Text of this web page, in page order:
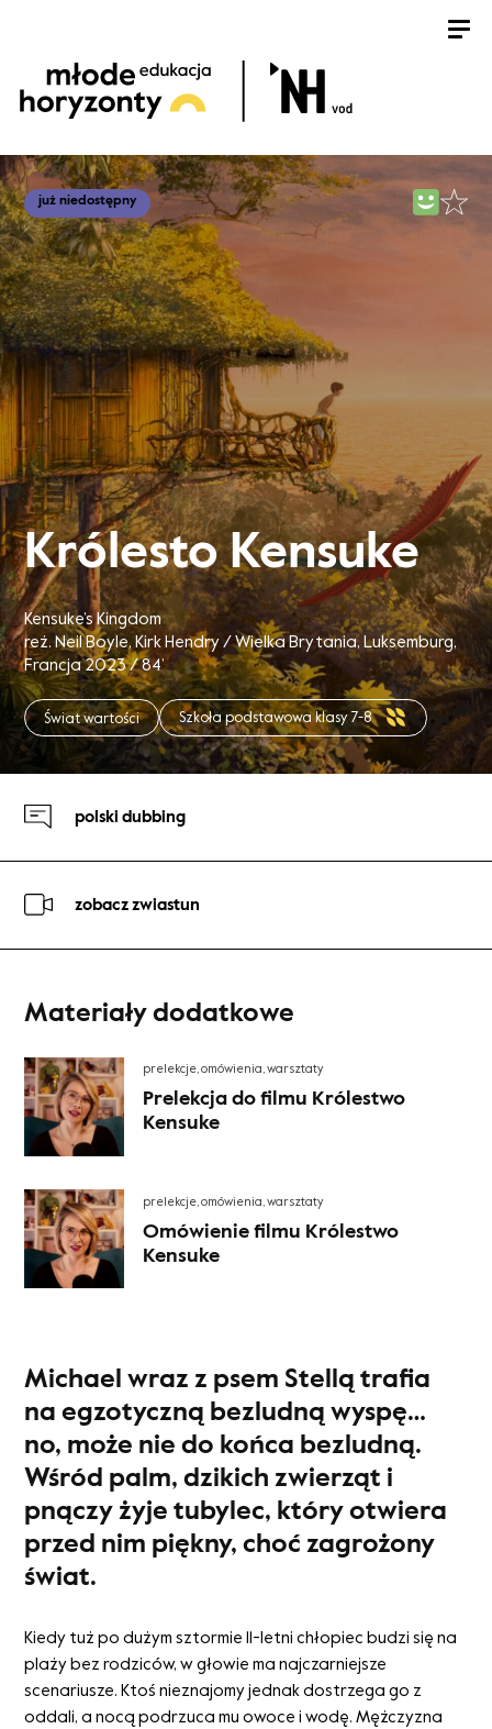
już niedostępny
Królesto Kensuke
Kensuke’s Kingdom
reż. Neil Boyle, Kirk Hendry / Wielka Brytania, Luksemburg,
Francja 2023 / 84’
Świat wartości Szkoła podstawowa klasy 7-8
polski dubbing
zobacz zwiastun
Materiały dodatkowe
prelekcje, omówienia, warsztaty
Prelekcja do filmu Królestwo
Kensuke
prelekcje, omówienia, warsztaty
Omówienie filmu Królestwo
Kensuke
Michael wraz z psem Stellą trafia
na egzotyczną bezludną wyspę…
no, może nie do końca bezludną.
Wśród palm, dzikich zwierząt i
pnączy żyje tubylec, który otwiera
przed nim piękny, choć zagrożony
świat.
Kiedy tuż po dużym sztormie 11-letni chłopiec budzi się na
plaży bez rodziców, w głowie ma najczarniejsze
scenariusze. Ktoś nieznajomy jednak dostrzega go z
oddali, a nocą podrzuca mu owoce i wodę. Mężczyzna